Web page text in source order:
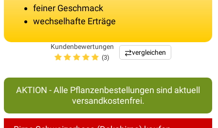
feiner Geschmack
wechselhafte Erträge
Kundenbewertungen
(3)
vergleichen
AKTION - Alle Pflanzenbestellungen sind aktuell
versandkostenfrei.